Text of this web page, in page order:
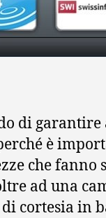
di garantire
è
che fanno
ad una
cortesia in